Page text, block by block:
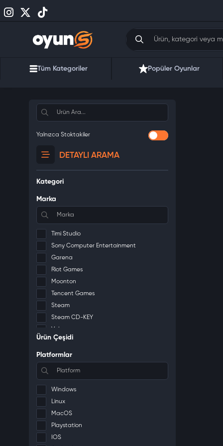
Tüm Kategoriler Popüler Oyunlar
Yalnızca Stoktakiler
DETAYLI ARAMA
Kategori
Marka
Timi Studio
Sony Computer Entertainment
Garena
Riot Games
Moonton
Tencent Games
Steam
Steam CD-KEY
Valve
Xbox
Deep Silver
2K
Io-Interactive A/S
PlayStation Publishing LLC
Warner Bros. Games
FromSoftware, Inc.
Ürün Çeşidi
Platformlar
Windows
Linux
MacOS
Playstation
IOS